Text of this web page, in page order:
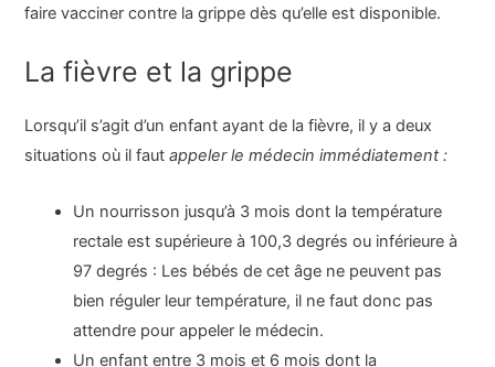
faire vacciner contre la grippe dès qu’elle est disponible.
La fièvre et la grippe
Lorsqu’il s’agit d’un enfant ayant de la fièvre, il y a deux
situations où il fautappeler le médecin immédiatement :
Un nourrisson jusqu’à 3 mois dont la température
rectale est supérieure à 100,3 degrés ou inférieure à
97 degrés : Les bébés de cet âge ne peuvent pas
bien réguler leur température, il ne faut donc pas
attendre pour appeler le médecin.
Un enfant entre 3 mois et 6 mois dont la